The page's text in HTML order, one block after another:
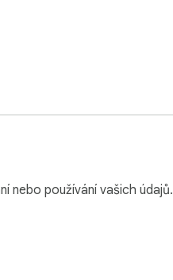
nebo používání vašich údajů.